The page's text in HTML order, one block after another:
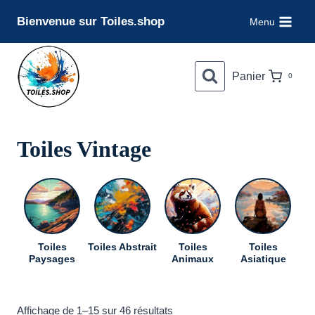
contenu
Bienvenue sur Toiles.shop Menu
Panier 0
Toiles Vintage
Toiles
Paysages
Toiles Abstrait
Toiles
Animaux
Toiles
Asiatique
Affichage de 1–15 sur 46 résultats